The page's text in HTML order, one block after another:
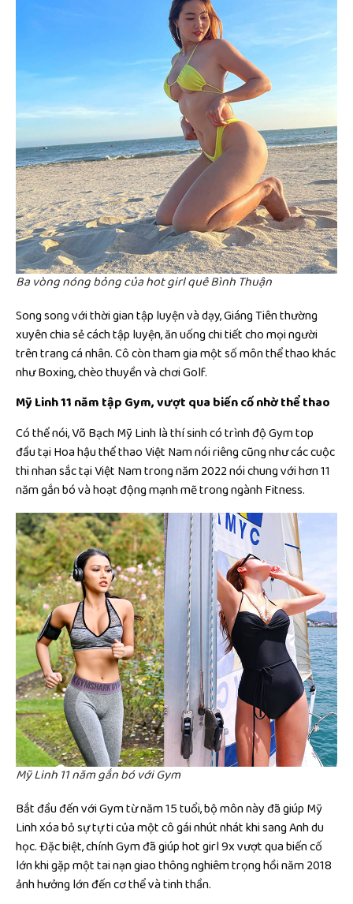
Ba vòng nóng bỏng của hot girl quê Bình Thuận
Song song với thời gian tập luyện và dạy, Giáng Tiên thường
xuyên chia sẻ cách tập luyện, ăn uống chi tiết cho mọi người
trên trang cá nhân. Cô còn tham gia một số môn thể thao khác
như Boxing, chèo thuyền và chơi Golf.
Mỹ Linh 11 năm tập Gym, vượt qua biến cố nhờ thể thao
Có thể nói, Võ Bạch Mỹ Linh là thí sinh có trình độ Gym top
đầu tại Hoa hậu thể thao Việt Nam nói riêng cũng như các cuộc
thi nhan sắc tại Việt Nam trong năm 2022 nói chung với hơn 11
năm gắn bó và hoạt động mạnh mẽ trong ngành Fitness.
Mỹ Linh 11 năm gắn bó với Gym
Bắt đầu đến với Gym từ năm 15 tuổi, bộ môn này đã giúp Mỹ
Linh xóa bỏ sự tự ti của một cô gái nhút nhát khi sang Anh du
học. Đặc biệt, chính Gym đã giúp hot girl 9x vượt qua biến cố
lớn khi gặp một tai nạn giao thông nghiêm trọng hồi năm 2018
ảnh hưởng lớn đến cơ thể và tinh thần.